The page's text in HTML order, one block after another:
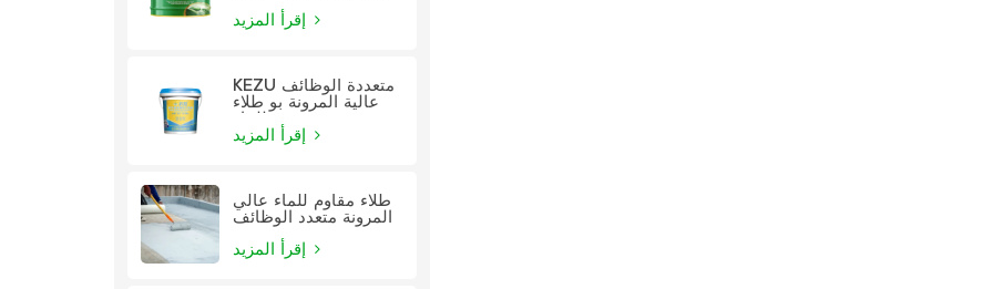
KEZU متعددة الوظائف
عالية المرونة بو طلاء
طلاء مقاوم للماء عالي
المرونة متعدد الوظائف